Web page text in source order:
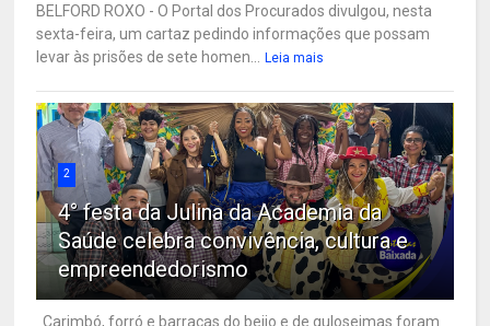
BELFORD ROXO - O Portal dos Procurados divulgou, nesta
sexta-feira, um cartaz pedindo informações que possam
levar às prisões de sete homen...
Leia mais
2
4° festa da Julina da Academia da
Saúde celebra convivência, cultura e
empreendedorismo
Carimbó, forró e barracas do beijo e de guloseimas foram